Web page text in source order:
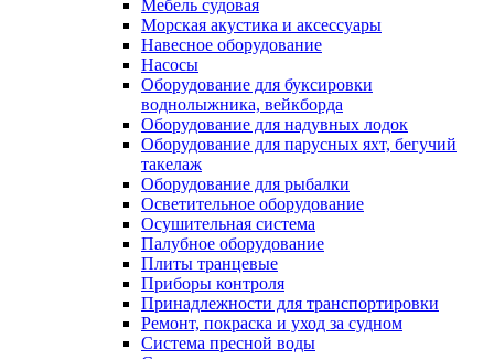
Мебель судовая
Морская акустика и аксессуары
Навесное оборудование
Насосы
Оборудование для буксировки
воднолыжника, вейкборда
Оборудование для надувных лодок
Оборудование для парусных яхт, бегучий
такелаж
Оборудование для рыбалки
Осветительное оборудование
Осушительная система
Палубное оборудование
Плиты транцевые
Приборы контроля
Принадлежности для транспортировки
Ремонт, покраска и уход за судном
Система пресной воды